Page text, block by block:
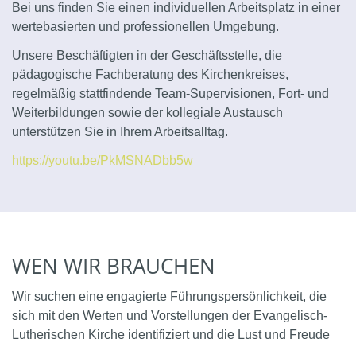
WEN WIR BRAUCHEN
Wir suchen eine engagierte Führungspersönlichkeit, die
sich mit den Werten und Vorstellungen der Evangelisch-
Lutherischen Kirche identifiziert und die Lust und Freude
Bei uns finden Sie einen individuellen Arbeitsplatz in einer
wertebasierten und professionellen Umgebung.
Unsere Beschäftigten in der Geschäftsstelle, die
pädagogische Fachberatung des Kirchenkreises,
regelmäßig stattfindende Team-Supervisionen, Fort- und
Weiterbildungen sowie der kollegiale Austausch
unterstützen Sie in Ihrem Arbeitsalltag.
https://youtu.be/PkMSNADbb5w